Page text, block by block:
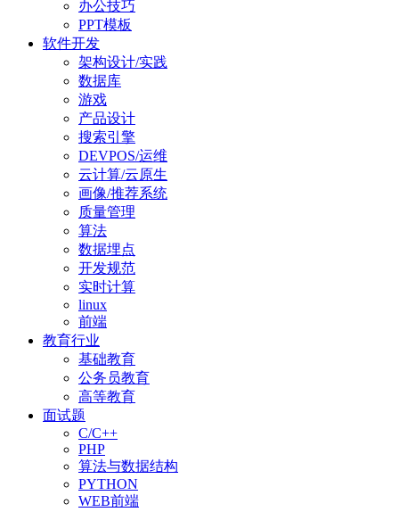
办公技巧
PPT模板
软件开发
架构设计/实践
数据库
游戏
产品设计
搜索引擎
DEVPOS/运维
云计算/云原生
画像/推荐系统
质量管理
算法
数据埋点
开发规范
实时计算
linux
前端
教育行业
基础教育
公务员教育
高等教育
面试题
C/C++
PHP
算法与数据结构
PYTHON
WEB前端